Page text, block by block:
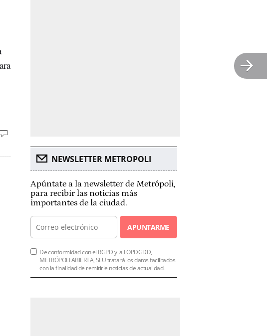
NEWSLETTER METROPOLI
Apúntate a la newsletter de Metrópoli,
para recibir las noticias más
importantes de la ciudad.
APUNTARME
De conformidad con el RGPD y la LOPDGDD,
METRÓPOLI ABIERTA, SLU tratará los datos facilitados
con la finalidad de remitirle noticias de actualidad.